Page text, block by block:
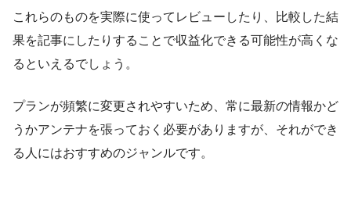
これらのものを実際に使ってレビューしたり、比較した結
果を記事にしたりすることで収益化できる可能性が高くな
るといえるでしょう。
プランが頻繁に変更されやすいため、常に最新の情報かど
うかアンテナを張っておく必要がありますが、それができ
る人にはおすすめのジャンルです。